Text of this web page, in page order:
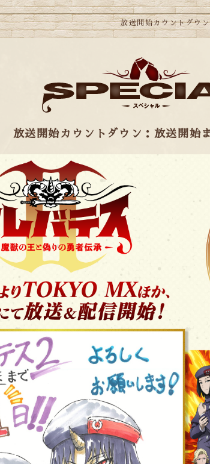
放送開始カウントダウ
放送開始カウントダウン：放送開始